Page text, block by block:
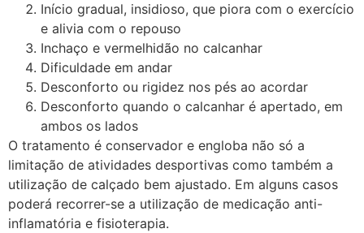
Início gradual, insidioso, que piora com o exercício
e alivia com o repouso
Inchaço e vermelhidão no calcanhar
Dificuldade em andar
Desconforto ou rigidez nos pés ao acordar
Desconforto quando o calcanhar é apertado, em
ambos os lados
O tratamento é conservador e engloba não só a
limitação de atividades desportivas como também a
utilização de calçado bem ajustado. Em alguns casos
poderá recorrer-se a utilização de medicação anti-
inflamatória e fisioterapia.